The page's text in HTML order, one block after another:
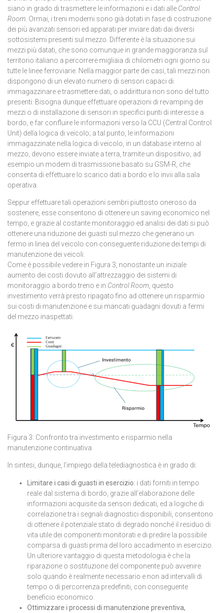
siano in grado di trasmettere le informazioni e i dati alle Control
Room . Ormai, i treni moderni sono già dotati in fase di costruzione
dei più avanzati sensori ed apparati per inviare dati dai diversi
sottosistemi presenti sul mezzo. Differente è la situazione sui
mezzi più datati, che sono comunque in grande maggioranza sul
territorio italiano a percorrere migliaia di chilometri ogni giorno su
tutte le linee ferroviarie. Nella maggior parte dei casi, tali mezzi non
dispongono di un elevato numero di sensori capaci di
immagazzinare e trasmettere dati, o addirittura non sono del tutto
presenti. Bisogna dunque effettuare operazioni di revamping dei
mezzi o di installazione di sensori in specifici punti di interesse a
bordo, e far confluire le informazioni verso la CCU (Central Control
Unit) della logica di veicolo; a tal punto, le informazioni
immagazzinate nella logica di veicolo, in un database interno al
mezzo, devono essere inviate a terra, tramite un dispositivo, ad
esempio un modem di trasmissione basato su GSM-R, che
consenta di effettuare lo scarico dati a bordo e lo invii alla sala
operativa.
Seppur effettuare tali operazioni sembri piuttosto oneroso da
sostenere, esse consentono di ottenere un saving economico nel
tempo, e grazie al costante monitoraggio ed analisi dei dati si può
ottenere una riduzione dei guasti sul mezzo che generano un
fermo in linea del veicolo con conseguente riduzione dei tempi di
manutenzione dei veicoli.
Come è possibile vedere in Figura 3, nonostante un iniziale
aumento dei costi dovuto all’attrezzaggio dei sistemi di
monitoraggio a bordo treno e in Control Room, questo
investimento verrà presto ripagato fino ad ottenere un risparmio
sui costi di manutenzione e sui mancati guadagni dovuti a fermi
del mezzo inaspettati.
Figura 3: Confronto tra investimento e risparmio nella
manutenzione continuativa
In sintesi, dunque, l’impiego della telediagnostica è in grado di:
Limitare i casi di guasti in esercizio: i dati forniti in tempo
reale dal sistema di bordo, grazie all’elaborazione delle
informazioni acquisite da sensori dedicati, ed a logiche di
correlazione tra i segnali diagnostici disponibili, consentono
di ottenere il potenziale stato di degrado nonché il residuo di
vita utile dei componenti monitorati e di predire la possibile
comparsa di guasti prima del loro accadimento in esercizio.
Un ulteriore vantaggio di questa metodologia è che la
riparazione o sostituzione del componente può avvenire
solo quando è realmente necessario e non ad intervalli di
tempo o di percorrenza predefiniti, con conseguente
beneficio economico.
Ottimizzare i processi di manutenzione preventiva,